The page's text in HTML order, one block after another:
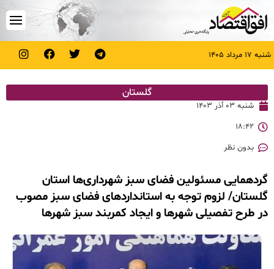
شنبه ۱۷ مرداد ۱۴۰۵
گلستان
شنبه ۰۳ آذر ۱۴۰۳
۱۸:۴۲
بدون نظر
گردهمایی مسئولین فضای سبز شهرداری‌ها استان
گلستان/ لزوم توجه به استانداردهای فضای سبز مصوب
در طرح تفصیلی شهرها و ایجاد کمربند سبز شهرها